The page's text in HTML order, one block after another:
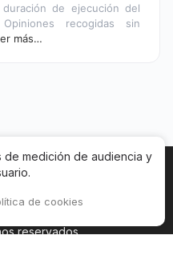
de ejecución del
recogidas sin
más…
Categorías
reservados.
de medición de audiencia y
de cookies